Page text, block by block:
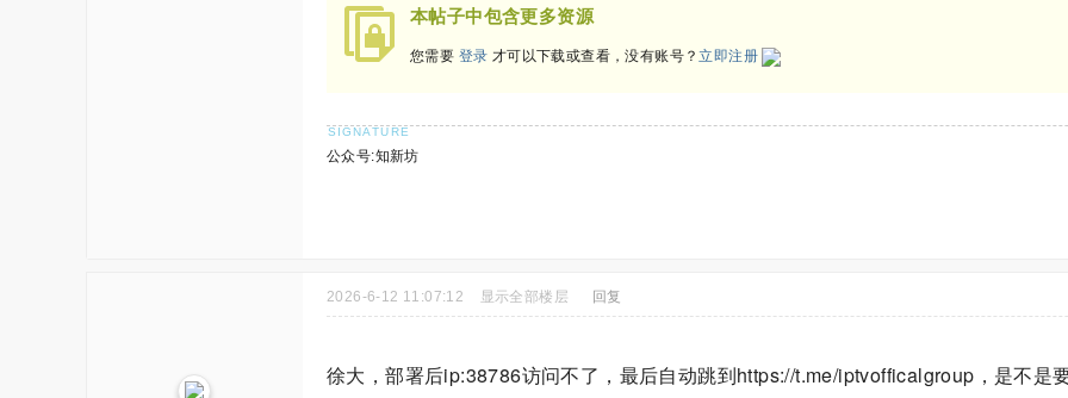
本帖子中包含更多资源
您需要 登录 才可以下载或查看，没有账号？立即注册
公众号:知新坊
2026-6-12 11:07:12 显示全部楼层 回复
徐大，部署后ip:38786访问不了，最后自动跳到https://t.me/iptvofficalgroup，是不是